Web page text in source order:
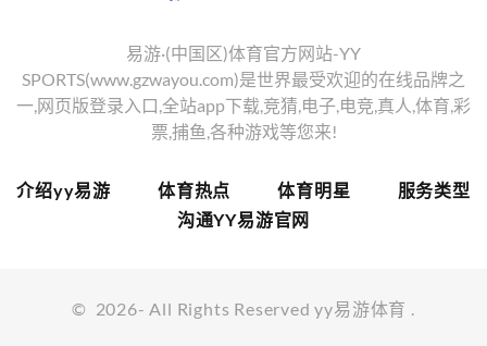
易游·(中国区)体育官方网站-YY
SPORTS(www.gzwayou.com)是世界最受欢迎的在线品牌之
一,网页版登录入口,全站app下载,竞猜,电子,电竞,真人,体育,彩
票,捕鱼,各种游戏等您来!
介绍yy易游 体育热点 体育明星
服务类型
沟通YY易游官网
© 2026- All Rights Reservedyy易游体育